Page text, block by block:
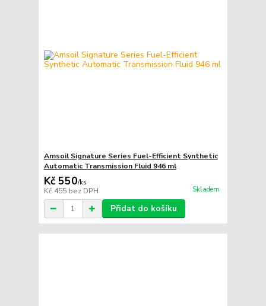
Amsoil Signature Series Fuel-Efficient Synthetic
Automatic Transmission Fluid 946 ml
Kč 550/ks
Kč 455 bez DPH Skladem
Přidat do košíku